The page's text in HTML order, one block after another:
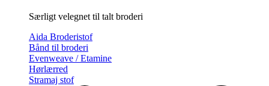
Særligt velegnet til talt broderi
Aida Broderistof
Bånd til broderi
Evenweave / Etamine
Hørlærred
Stramaj stof